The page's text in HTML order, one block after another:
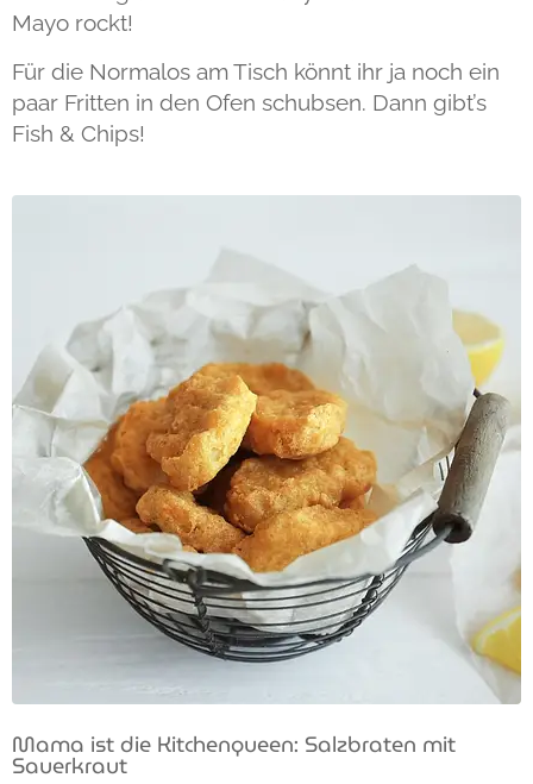
Mayo rockt!
Für die Normalos am Tisch könnt ihr ja noch ein
paar Fritten in den Ofen schubsen. Dann gibt’s
Fish & Chips!
Mama ist die Kitchenqueen: Salzbraten mit
Sauerkraut